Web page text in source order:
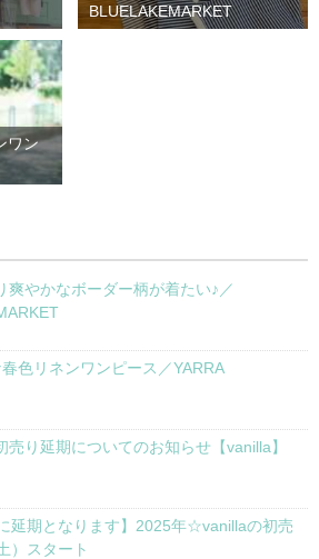
BLUELAKEMARKET
ワン
爽やかなボーダー柄が着たい♪／
色リネンワンピース／YARRA
売り延期についてのお知らせ【vanilla】
延期となります】2025年☆vanillaの初売
）スタート